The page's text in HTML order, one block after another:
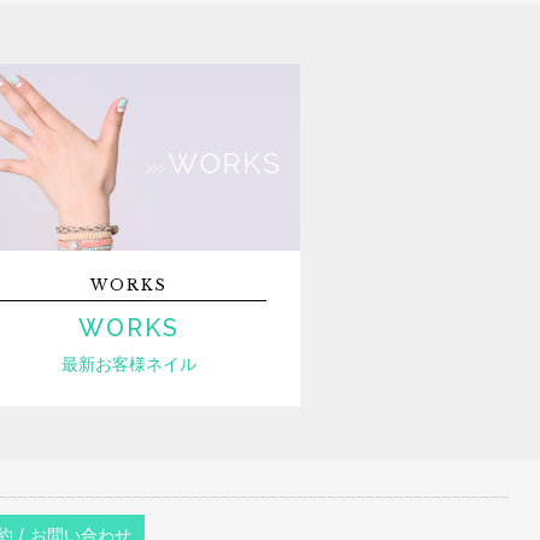
WORKS
WORKS
最新お客様ネイル
/ お問い合わせ